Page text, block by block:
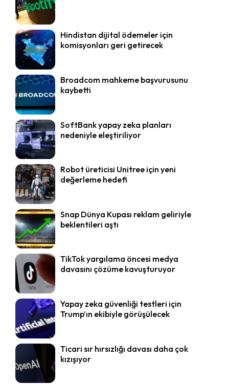
Hindistan dijital ödemeler için
komisyonları geri getirecek
Broadcom mahkeme başvurusunu
kaybetti
SoftBank yapay zeka planları
nedeniyle eleştiriliyor
Robot üreticisi Unitree için yeni
değerleme hedefi
Snap Dünya Kupası reklam geliriyle
beklentileri aştı
TikTok yargılama öncesi medya
davasını çözüme kavuşturuyor
Yapay zeka güvenliği testleri için
Trump’ın ekibiyle görüşülecek
Ticari sır hırsızlığı davası daha çok
kızışıyor